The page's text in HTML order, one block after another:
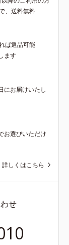
、送料無料
ば返品可能
ます
にお届けいたし
お選びいただけ
詳しくはこちら
せ